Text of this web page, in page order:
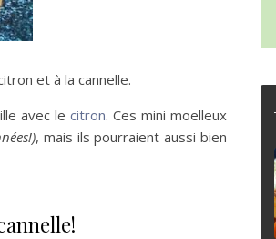
et à la cannelle.
avec le citron. Ces mini moelleux
, mais ils pourraient aussi bien